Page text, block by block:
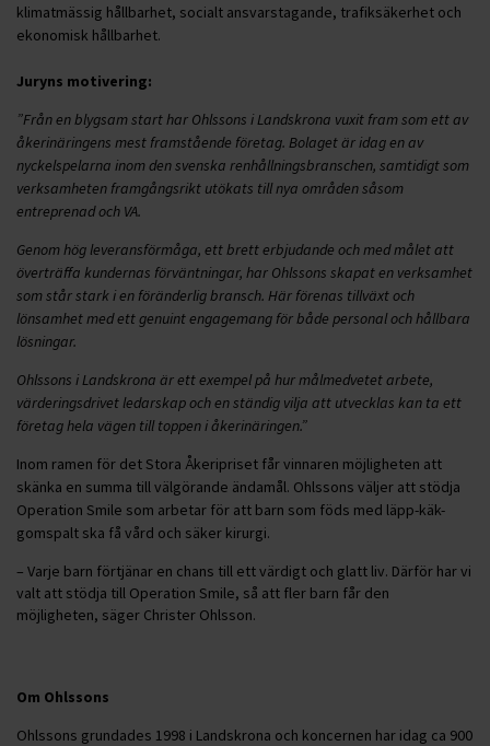
klimatmässig hållbarhet, socialt ansvarstagande, trafiksäkerhet och
ekonomisk hållbarhet.
Juryns motivering:
”Från en blygsam start har Ohlssons i Landskrona vuxit fram som ett av
åkerinäringens mest framstående företag. Bolaget är idag en av
nyckelspelarna inom den svenska renhållningsbranschen, samtidigt som
verksamheten framgångsrikt utökats till nya områden såsom
entreprenad och VA.
Genom hög leveransförmåga, ett brett erbjudande och med målet att
överträffa kundernas förväntningar, har Ohlssons skapat en verksamhet
som står stark i en föränderlig bransch. Här förenas tillväxt och
lönsamhet med ett genuint engagemang för både personal och hållbara
lösningar.
Ohlssons i Landskrona är ett exempel på hur målmedvetet arbete,
värderingsdrivet ledarskap och en ständig vilja att utvecklas kan ta ett
företag hela vägen till toppen i åkerinäringen.”
Inom ramen för det Stora Åkeripriset får vinnaren möjligheten att
skänka en summa till välgörande ändamål. Ohlssons väljer att stödja
Operation Smile som arbetar för att barn som föds med läpp-käk-
gomspalt ska få vård och säker kirurgi.
– Varje barn förtjänar en chans till ett värdigt och glatt liv. Därför har vi
valt att stödja till Operation Smile, så att fler barn får den
möjligheten, säger Christer Ohlsson.
Om Ohlssons
Ohlssons grundades 1998 i Landskrona och koncernen har idag ca 900